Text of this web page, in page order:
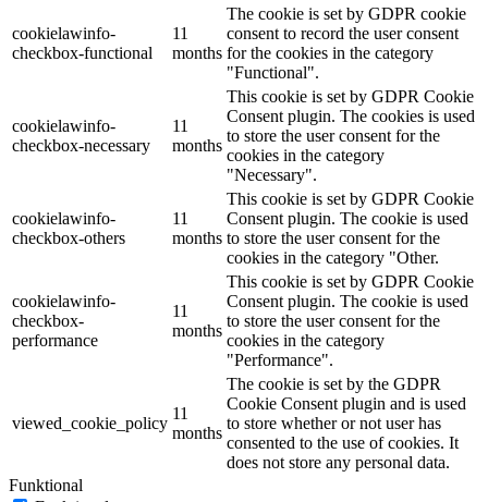
cookielawinfo-
checkbox-functional
11
months
The cookie is set by GDPR cookie
consent to record the user consent
for the cookies in the category
"Functional".
cookielawinfo-
checkbox-necessary
11
months
This cookie is set by GDPR Cookie
Consent plugin. The cookies is used
to store the user consent for the
cookies in the category
"Necessary".
cookielawinfo-
checkbox-others
11
months
This cookie is set by GDPR Cookie
Consent plugin. The cookie is used
to store the user consent for the
cookies in the category "Other.
cookielawinfo-
checkbox-
performance
11
months
This cookie is set by GDPR Cookie
Consent plugin. The cookie is used
to store the user consent for the
cookies in the category
"Performance".
viewed_cookie_policy
11
months
The cookie is set by the GDPR
Cookie Consent plugin and is used
to store whether or not user has
consented to the use of cookies. It
does not store any personal data.
Funktional